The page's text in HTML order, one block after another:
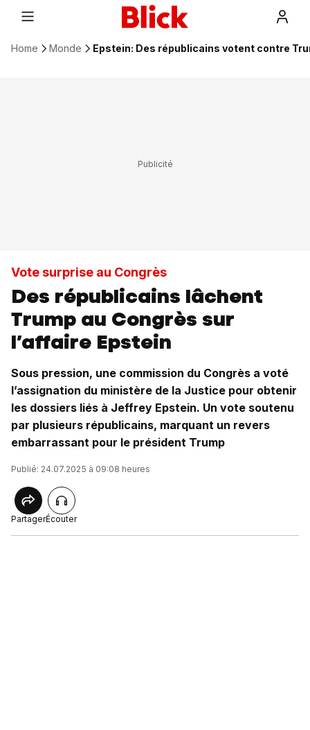
Home Monde Epstein: Des républicains votent contre
Vote surprise au Congrès
Des républicains lâchent
Trump au Congrès sur
l’affaire Epstein
Sous pression, une commission du Congrès a voté
l’assignation du ministère de la Justice pour obtenir
les dossiers liés à Jeffrey Epstein. Un vote soutenu
par plusieurs républicains, marquant un revers
embarrassant pour le président Trump
Publié: 24.07.2025 à 09:08 heures
PartagerÉcouter